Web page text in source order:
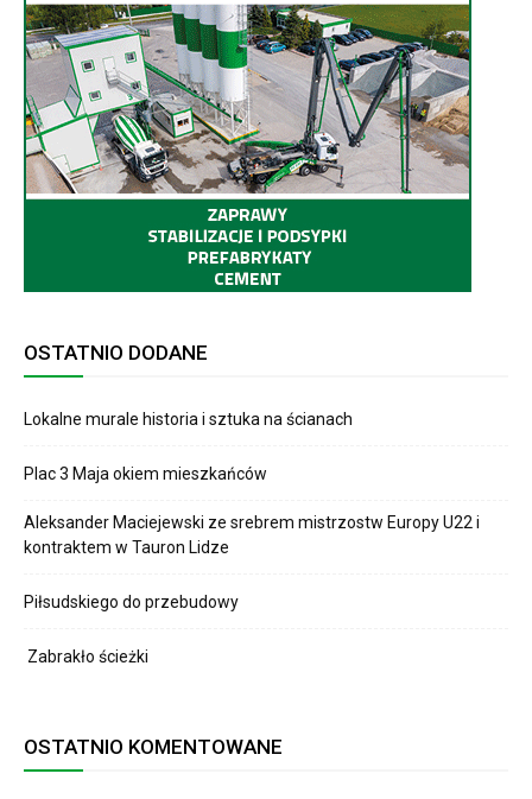
OSTATNIO DODANE
Lokalne murale historia i sztuka na ścianach
Plac 3 Maja okiem mieszkańców
Aleksander Maciejewski ze srebrem mistrzostw Europy U22 i
kontraktem w Tauron Lidze
Piłsudskiego do przebudowy
Zabrakło ścieżki
OSTATNIO KOMENTOWANE